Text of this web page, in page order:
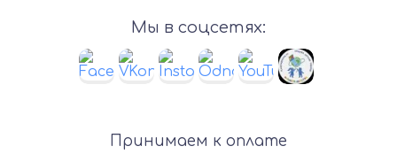
Мы в соцсетях:
Принимаем к оплате